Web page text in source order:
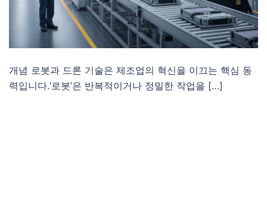
개념 로봇과 드론 기술은 제조업의 혁신을 이끄는 핵심 동
력입니다.‘로봇’은 반복적이거나 정밀한 작업을 […]